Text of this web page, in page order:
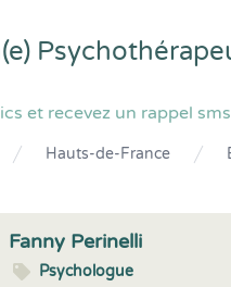
et recevez un rappel
Hauts-de-France
Fanny Perinelli
Psychologue